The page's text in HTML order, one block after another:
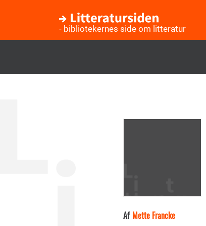
- bibliotekernes side om litteratur
Af Mette Francke